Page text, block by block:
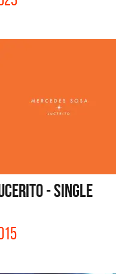
- SINGLE